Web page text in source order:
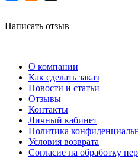
Написать отзыв
О компании
Как сделать заказ
Новости и статьи
Отзывы
Контакты
Личный кабинет
Политика
Условия возврата
Согласие на обработку